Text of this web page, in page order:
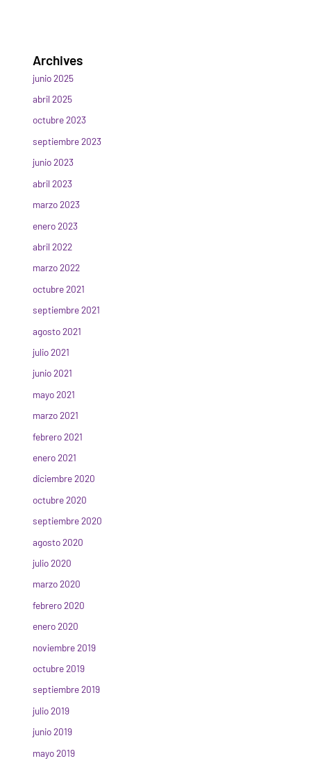
Archives
junio 2025
abril 2025
octubre 2023
septiembre 2023
junio 2023
abril 2023
marzo 2023
enero 2023
abril 2022
marzo 2022
octubre 2021
septiembre 2021
agosto 2021
julio 2021
junio 2021
mayo 2021
marzo 2021
febrero 2021
enero 2021
diciembre 2020
octubre 2020
septiembre 2020
agosto 2020
julio 2020
marzo 2020
febrero 2020
enero 2020
noviembre 2019
octubre 2019
septiembre 2019
julio 2019
junio 2019
mayo 2019